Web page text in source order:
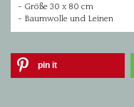
- Größe 30 x 80 cm
- Baumwolle und Leinen
pin it